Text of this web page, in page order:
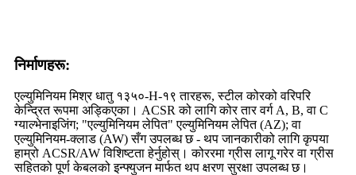
निर्माणहरू:
एल्युमिनियम मिश्र धातु १३५०-H-१९ तारहरू, स्टील कोरको वरिपरि
केन्द्रित रूपमा अड्किएका। ACSR को लागि कोर तार वर्ग A, B, वा C
ग्याल्भेनाइजिंग; "एल्युमिनियम लेपित" एल्युमिनियम लेपित (AZ); वा
एल्युमिनियम-क्लाड (AW) सँग उपलब्ध छ - थप जानकारीको लागि कृपया
हाम्रो ACSR/AW विशिष्टता हेर्नुहोस्। कोररमा ग्रीस लागू गरेर वा ग्रीस
सहितको पूर्ण केबलको इन्फ्युजन मार्फत थप क्षरण सुरक्षा उपलब्ध छ।